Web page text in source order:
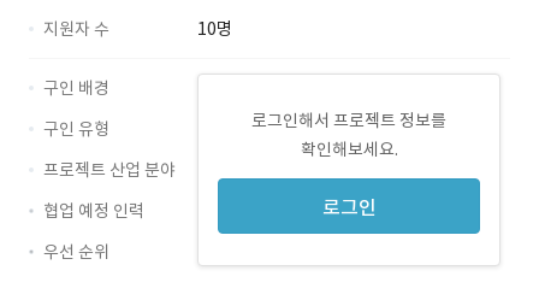
지원자 수
10명
로그인해서 프로젝트 정보를
확인해보세요.
로그인
구인 배경
구인 유형
프로젝트 산업 분야
협업 예정 인력
우선 순위